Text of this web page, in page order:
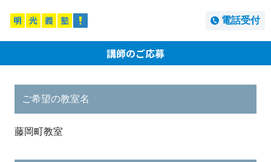
電話受付
講師のご応募
ご希望の教室名
藤岡町教室